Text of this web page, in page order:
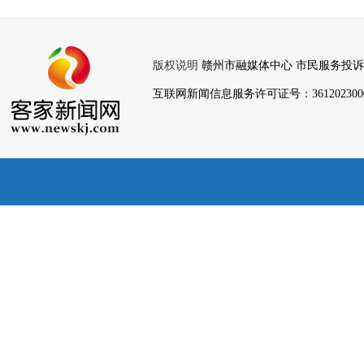
版权说明 赣州市融媒体中心 市民服务投诉
互联网新闻信息服务许可证号：